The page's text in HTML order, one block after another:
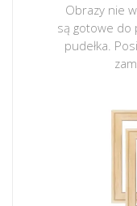
Obrazy nie
są gotowe do
pudełka.